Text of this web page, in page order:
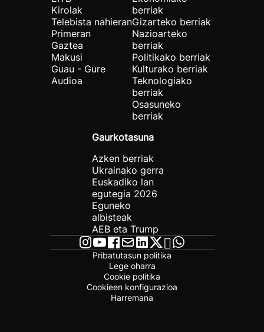
Kirolak
Telebista nahieran
Primeran
Gaztea
Makusi
Guau - Gure
Audioa
berriak
Gizarteko berriak
Nazioarteko
berriak
Politikako berriak
Kulturako berriak
Teknologiako
berriak
Osasuneko
berriak
Gaurkotasuna
Azken berriak
Ukrainako gerra
Euskadiko lan
egutegia 2026
Eguneko
albisteak
AEB eta Trump
Pribatutasun politika
Lege oharra
Cookie politika
Cookieen konfigurazioa
Harremana